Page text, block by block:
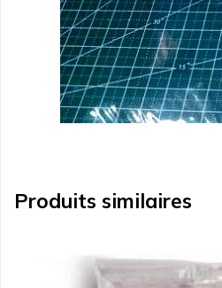
Produits similaires